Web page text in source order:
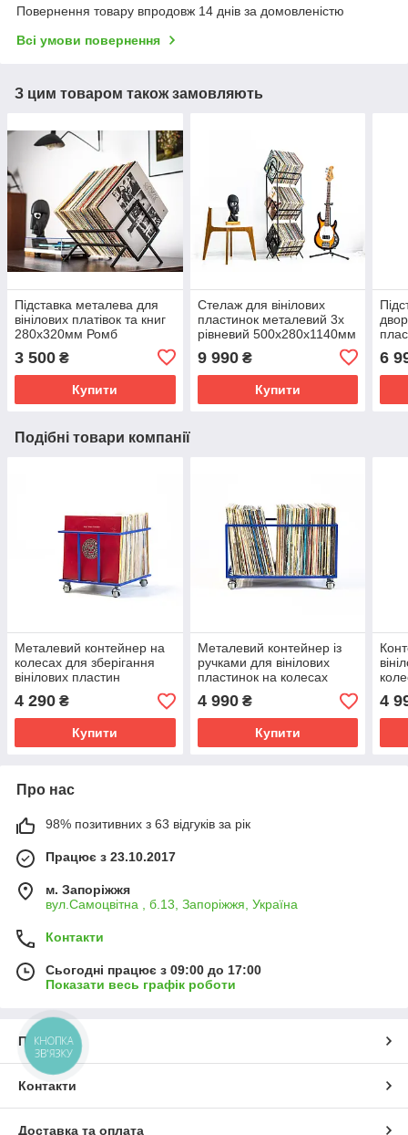
Повернення товару впродовж 14 днів за домовленістю
Всі умови повернення
З цим товаром також замовляють
Підставка металева для
вінілових платівок та книг
280х320мм Ромб
3 500 ₴
Купити
Стелаж для вінілових
пластинок металевий 3х
рівневий 500х280х1140мм
9 990₴
Купити
6
Подібні товари компанії
Металевий контейнер на
колесах для зберігання
вінілових пластин
410х340х300мм
4 290 ₴
Купити
Металевий контейнер із
ручками для вінілових
пластинок на колесах
синій 34 х 52 х 25 см
4 990₴
Купити
4
Про нас
98% позитивних з 63 відгуків за рік
Працює з 23.10.2017
м. Запоріжжя
вул.Самоцвітна , б.13, Запоріжжя, Україна
Контакти
Сьогодні працює з 09:00 до 17:00
Показати весь графік роботи
Про нас
Контакти
Доставка та оплата
КНОПКА
ЗВ'ЯЗКУ